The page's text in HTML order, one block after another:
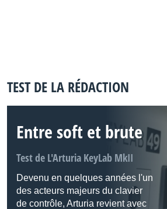
TEST DE LA RÉDACTION
Entre soft et brute
Test de L'Arturia KeyLab MkII
Devenu en quelques années l'un
des acteurs majeurs du clavier
de contrôle, Arturia revient avec